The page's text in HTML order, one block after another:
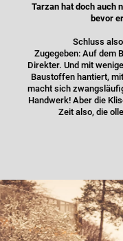
Tarzan hat doch auch
bevor
Schluss
Zugegeben: Auf dem
Direkter. Und mit
Baustoffen hantiert,
macht sich
Handwerk! Aber die
Zeit also, die